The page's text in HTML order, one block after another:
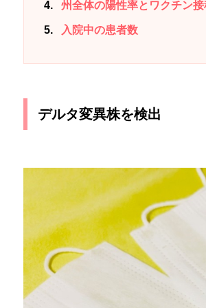
4 州全体の陽性率とワクチン
5 入院中の患者数
デルタ変異株を検出